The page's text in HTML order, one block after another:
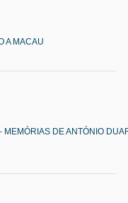
A MACAU
MEMÓRIAS DE ANTÓNIO